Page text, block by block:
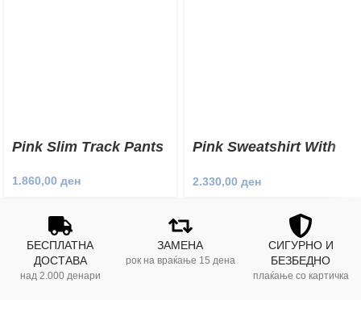
Pink Slim Track Pants
1.860,00 ден
Pink Sweatshirt With
2.330,00 ден
БЕСПЛАТНА
ДОСТАВА
над 2.000 денари
ЗАМЕНА
рок на враќање 15 дена
СИГУРНО И
БЕЗБЕДНО
плаќање со картичка